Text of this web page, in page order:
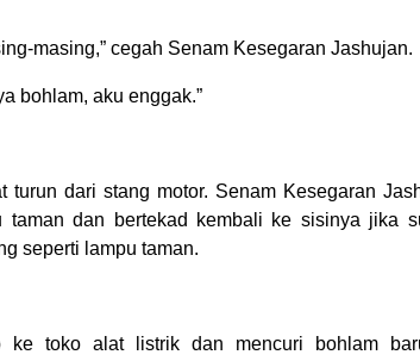
masing,” cegah Senam Kesegaran Jashujan.
bohlam, aku enggak.”
turun dari stang motor. Senam Kesegaran
dan bertekad kembali ke sisinya jika
seperti lampu taman.
ke toko alat listrik dan mencuri bohlam